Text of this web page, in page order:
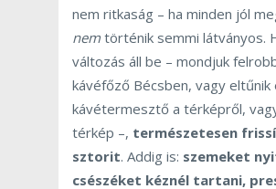
nem ritkaság – ha minden jól
nem történik semmi látványos.
változás áll be – mondjuk
kávéfőző Bécsben, vagy eltűnik
kávétermesztő a térképről,
térkép –, természetesen
sztorit. Addig is: szemeket
csészéket kéznél tartani,